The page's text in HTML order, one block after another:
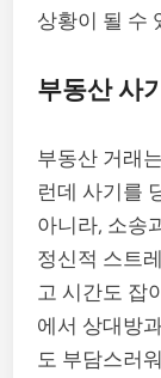
상황이 될 수
부동산 사
부동산 거래
런데 사기를
아니라, 소송
정신적 스트
고 시간도 잡
에서 상대방
도 부담스러